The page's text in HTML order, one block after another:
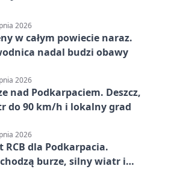
2026
w całym powiecie naraz.
nadal budzi obawy
2026
nad Podkarpaciem. Deszcz,
do 90 km/h i lokalny grad
2026
RCB dla Podkarpacia.
burze, silny wiatr i